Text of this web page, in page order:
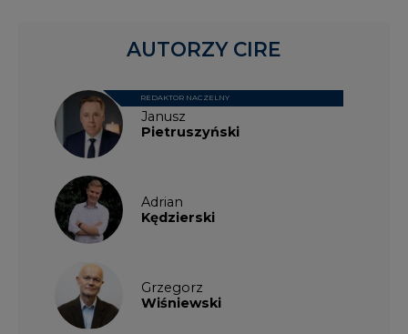
Janusz
Pietruszyński
REDAKTOR NACZELNY
Adrian
Kędzierski
Grzegorz
Wiśniewski
AUTORZY CIRE